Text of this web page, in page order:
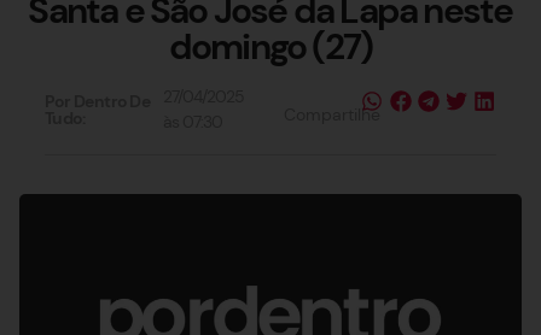
Santa e São José da Lapa neste
domingo (27)
Compartilhe